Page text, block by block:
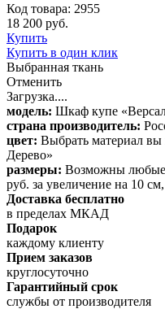
Код товара: 2955
18 200 руб.
Купить
Купить в один клик
Выбранная ткань
Отменить
Загрузка....
модель: Шкаф купе
страна производитель:
цвет: Выбрать материал
Дерево»
размеры: Возможны любые
руб. за увеличение на 10
Доставка бесплатно
в пределах МКАД
Подарок
каждому клиенту
Прием заказов
круглосуточно
Гарантийный срок
службы от производителя